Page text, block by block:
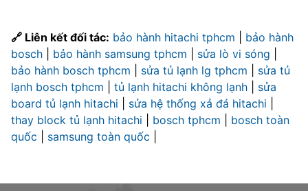
🔗 Liên kết đối tác: bảo hành hitachi tphcm
bảo hành
bosch
bảo hành samsung tphcm sửa lò vi sóng
bảo hành bosch tphcm
sửa tủ lạnh lg tphcm
sửa tủ
lạnh bosch tphcm
tủ lạnh hitachi không lạnh
sửa
board tủ lạnh hitachi
sửa hệ thống xả đá hitachi
thay block tủ lạnh hitachi
bosch tphcm
bosch toàn
quốc
samsung toàn quốc